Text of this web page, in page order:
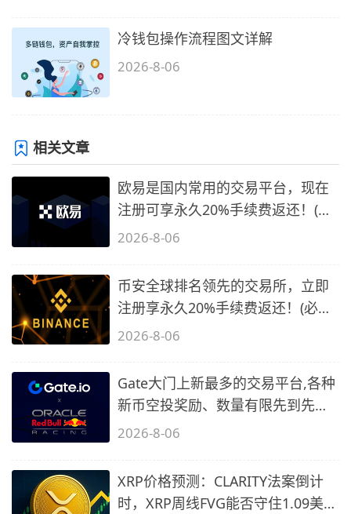
冷钱包操作流程图文详解
2026-8-06
相关文章
欧易是国内常用的交易平台，现在
注册可享永久20%手续费返还！(必
备1)
2026-8-06
币安全球排名领先的交易所，立即
注册享永久20%手续费返还！(必备
2)
2026-8-06
Gate大门上新最多的交易平台,各种
新币空投奖励、数量有限先到先
得…
2026-8-06
XRP价格预测：CLARITY法案倒计
时，XRP周线FVG能否守住1.09美元